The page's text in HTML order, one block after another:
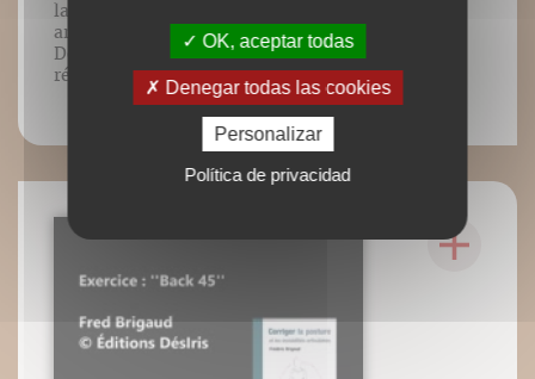
la posture et les instabilités
articulaires", Frédéric Brigaud, Éditions
DésIris, mars 2019. Tous droits
réservés.
OK, aceptar todas
Denegar todas las cookies
Personalizar
Política de privacidad